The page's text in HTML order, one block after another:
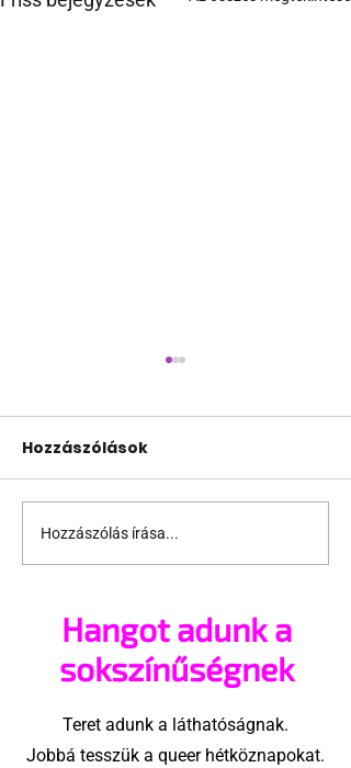
Az orális szex fejben
dől el?
Hozzászólások
Hozzászólás írása...
Hangot adunk a
sokszínűségnek
Teret adunk a láthatóságnak.
Jobbá tesszük a queer hétköznapokat.